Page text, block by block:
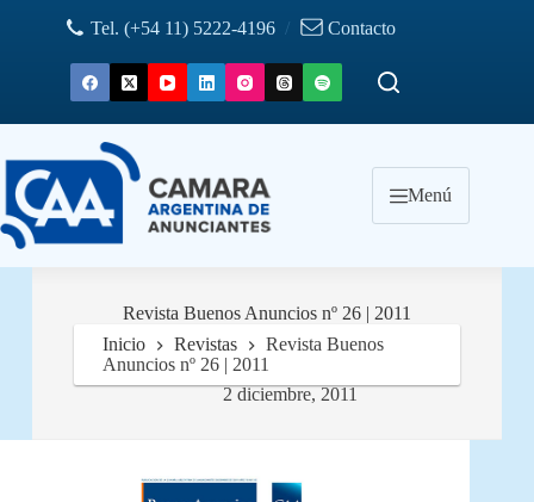
Tel. (+54 11) 5222-4196 / Contacto
Menú
Revista Buenos Anuncios nº 26 | 2011
2 diciembre, 2011
Inicio Revistas
Revista Buenos
Anuncios nº 26 | 2011